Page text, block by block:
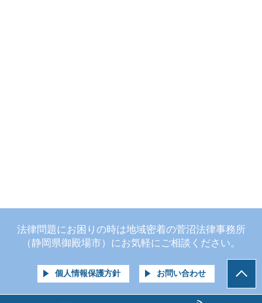
法律問題にお困りの時は地域密着の菅沼法律事務所
（静岡県御殿場市）にお気軽にご相談ください。
個人情報保護方針 お問い合わせ